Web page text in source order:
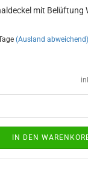
mit Belüftung
(Ausland abweichend)
IN DEN